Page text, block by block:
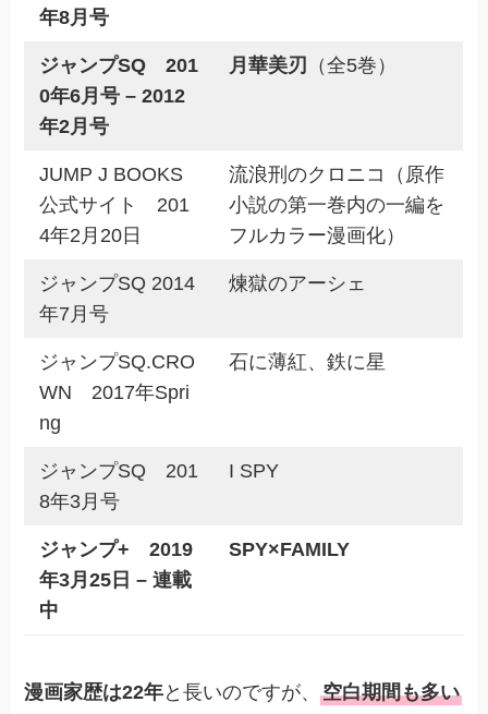
年8月号
ジャンプSQ 201
0年6月号 – 2012
年2月号
月華美刃 （全5巻）
JUMP J BOOKS
公式サイト 201
4年2月20日
流浪刑のクロニコ（原作
小説の第一巻内の一編を
フルカラー漫画化）
ジャンプSQ 2014
年7月号
煉獄のアーシェ
ジャンプSQ.CRO
WN 2017年Spri
ng
石に薄紅、鉄に星
ジャンプSQ 201
8年3月号
I SPY
ジャンプ+ 2019
年3月25日 – 連載
中
SPY×FAMILY
漫画家歴は22年と長いのですが、空白期間も多い